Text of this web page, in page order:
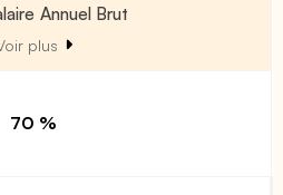
Annuel Brut
plus
70 %